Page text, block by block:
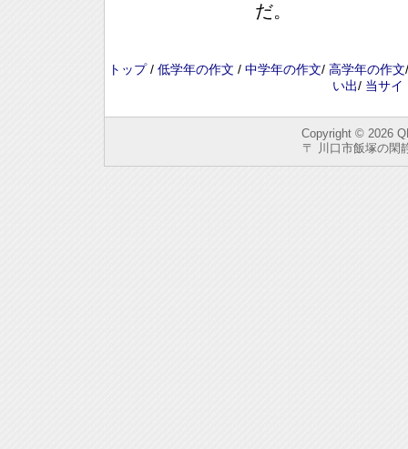
だ。
トップ/ 低学年の作文 / 中学年の作文/ 高学年の作文
い出/ 当サイ
Copyright © 2026
〒 川口市飯塚の閑